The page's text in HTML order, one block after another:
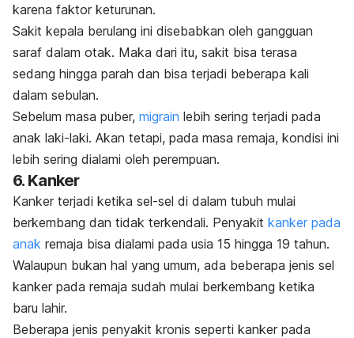
karena faktor keturunan.
Sakit kepala berulang ini disebabkan oleh gangguan
saraf dalam otak. Maka dari itu, sakit bisa terasa
sedang hingga parah dan bisa terjadi beberapa kali
dalam sebulan.
Sebelum masa puber, migrain lebih sering terjadi pada
anak laki-laki. Akan tetapi, pada masa remaja, kondisi ini
lebih sering dialami oleh perempuan.
6. Kanker
Kanker terjadi ketika sel-sel di dalam tubuh mulai
berkembang dan tidak terkendali. Penyakit kanker pada
anak remaja bisa dialami pada usia 15 hingga 19 tahun.
Walaupun bukan hal yang umum, ada beberapa jenis sel
kanker pada remaja sudah mulai berkembang ketika
baru lahir.
Beberapa jenis penyakit kronis seperti kanker pada